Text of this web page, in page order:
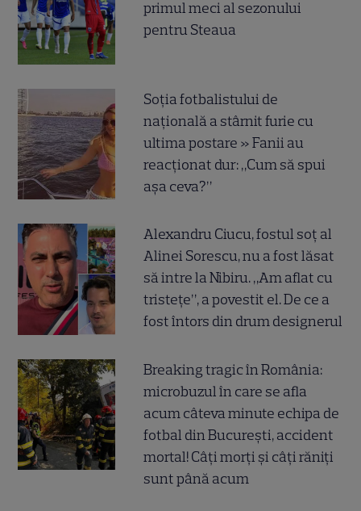
primul meci al sezonului
pentru Steaua
Soția fotbalistului de
națională a stârnit furie cu
ultima postare » Fanii au
reacționat dur: „Cum să spui
așa ceva?”
Alexandru Ciucu, fostul soț al
Alinei Sorescu, nu a fost lăsat
să intre la Nibiru. „Am aflat cu
tristețe”, a povestit el. De ce a
fost întors din drum designerul
Breaking tragic în România:
microbuzul în care se afla
acum câteva minute echipa de
fotbal din București, accident
mortal! Câți morți și câți răniți
sunt până acum